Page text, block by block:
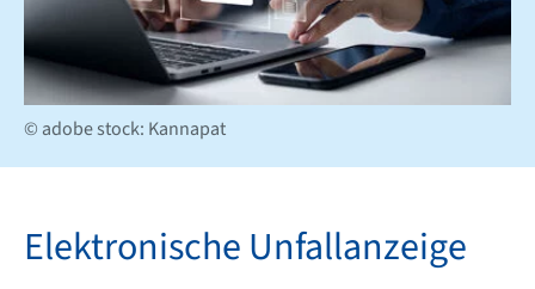
© adobe stock: Kannapat
Elektronische Unfallanzeige